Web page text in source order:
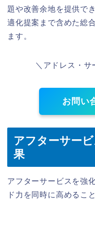
題や改善余地を提供で
適化提案まで含めた総
ます。
＼アドレス・サ
お問い
アフターサー
果
アフターサービスを強
ド力を同時に高めるこ